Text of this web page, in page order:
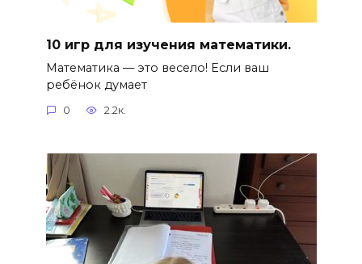
10 игр для изучения математики.
Математика — это весело! Если ваш
ребёнок думает
0 2.2к.